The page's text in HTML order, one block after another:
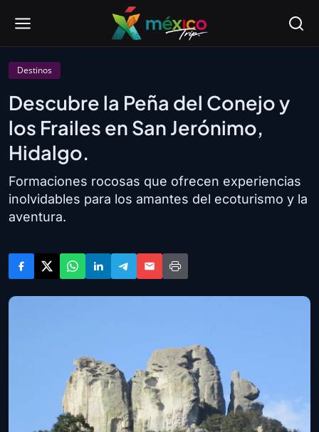
Destinos
Descubre la Peña del Conejo y
los Frailes en San Jerónimo,
Hidalgo.
Formaciones rocosas que ofrecen experiencias
inolvidables para los amantes del ecoturismo y la
aventura.